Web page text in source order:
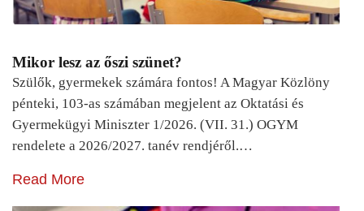
Mikor lesz az őszi szünet?
Szülők, gyermekek számára fontos! A Magyar Közlöny
pénteki, 103-as számában megjelent az Oktatási és
Gyermekügyi Miniszter 1/2026. (VII. 31.) OGYM
rendelete a 2026/2027. tanév rendjéről.…
Read More